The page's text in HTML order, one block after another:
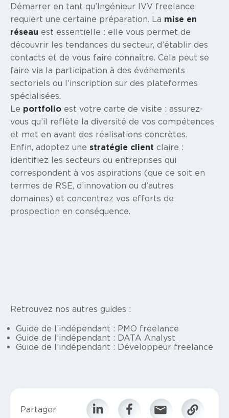
Démarrer en tant qu’Ingénieur IVV freelance
requiert une certaine préparation. La mise en
réseau est essentielle : elle vous permet de
découvrir les tendances du secteur, d’établir des
contacts et de vous faire connaître. Cela peut se
faire via la participation à des événements
sectoriels ou l’inscription sur des plateformes
spécialisées.
Le portfolio est votre carte de visite : assurez-
vous qu’il reflète la diversité de vos compétences
et met en avant des réalisations concrètes.
Enfin, adoptez une stratégie client claire :
identifiez les secteurs ou entreprises qui
correspondent à vos aspirations (que ce soit en
termes de RSE, d’innovation ou d’autres
domaines) et concentrez vos efforts de
prospection en conséquence.
Retrouvez nos autres guides :
Guide de l’indépendant : PMO freelance
Guide de l’indépendant : DATA Analyst
Guide de l’indépendant : Développeur freelance
Partager